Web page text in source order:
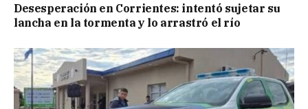
Desesperación en Corrientes: intentó sujetar su
lancha en la tormenta y lo arrastró el río